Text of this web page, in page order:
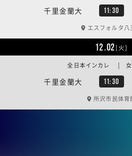
千里金蘭大 11:30
エスフォルタ八
12.02[火]
千里金蘭大 11:30
全日本インカレ | 女
所沢市民体育